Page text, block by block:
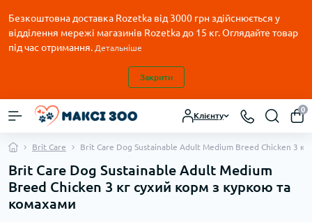
Безкоштовна доставка Rozetka від 3000 грн здійснюється у
відділення мережі магазинів Rozetka до 15 кг. Оглядайте товар
під час отримання. Детальніше
Закрити
Клієнту
0
Brit Care Brit Care Dog Sustainable Adult Medium Breed Chicken 3
Brit Care Dog Sustainable Adult Medium
Breed Chicken 3 кг сухий корм з куркою та
комахами